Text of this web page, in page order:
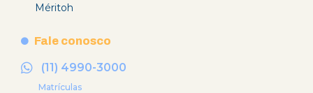
Méritoh
Fale conosco
(11) 4990-3000
Matrículas